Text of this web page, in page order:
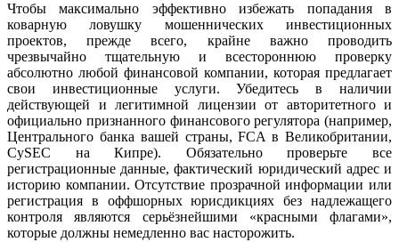
Чтобы максимально эффективно избежать попадания в
коварную ловушку мошеннических инвестиционных
проектов, прежде всего, крайне важно проводить
чрезвычайно тщательную и всестороннюю проверку
абсолютно любой финансовой компании, которая предлагает
свои инвестиционные услуги. Убедитесь в наличии
действующей и легитимной лицензии от авторитетного и
официально признанного финансового регулятора (например,
Центрального банка вашей страны, FCA в Великобритании,
CySEC на Кипре). Обязательно проверьте все
регистрационные данные, фактический юридический адрес и
историю компании. Отсутствие прозрачной информации или
регистрация в оффшорных юрисдикциях без надлежащего
контроля являются серьёзнейшими «красными флагами»,
которые должны немедленно вас насторожить.